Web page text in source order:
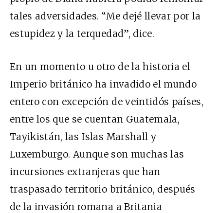
tales adversidades. “Me dejé llevar por la
estupidez y la terquedad”, dice.
En un momento u otro de la historia el
Imperio británico ha invadido el mundo
entero con excepción de veintidós países,
entre los que se cuentan Guatemala,
Tayikistán, las Islas Marshall y
Luxemburgo. Aunque son muchas las
incursiones extranjeras que han
traspasado territorio británico, después
de la invasión romana a Britania